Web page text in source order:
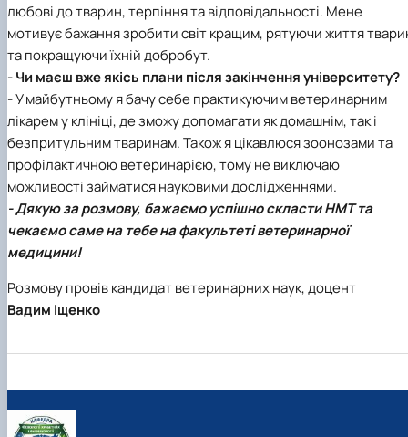
любові до тварин, терпіння та відповідальності. Мене
мотивує бажання зробити світ кращим, рятуючи життя
та покращуючи їхній добробут.
- Чи маєш вже якісь плани після закінчення університету?
- У майбутньому я бачу себе практикуючим ветеринарним
лікарем у клініці, де зможу допомагати як домашнім, так і
безпритульним тваринам. Також я цікавлюся зоонозами та
профілактичною ветеринарією, тому не виключаю
можливості займатися науковими дослідженнями.
- Дякую за розмову, бажаємо успішно скласти НМТ та
чекаємо саме на тебе на факультеті ветеринарної
медицини!
Розмову провів кандидат ветеринарних наук, доцент
Вадим Іщенко